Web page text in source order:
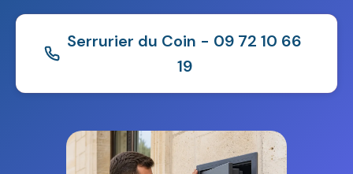
Serrurier du Coin - 09 72 10 66
19